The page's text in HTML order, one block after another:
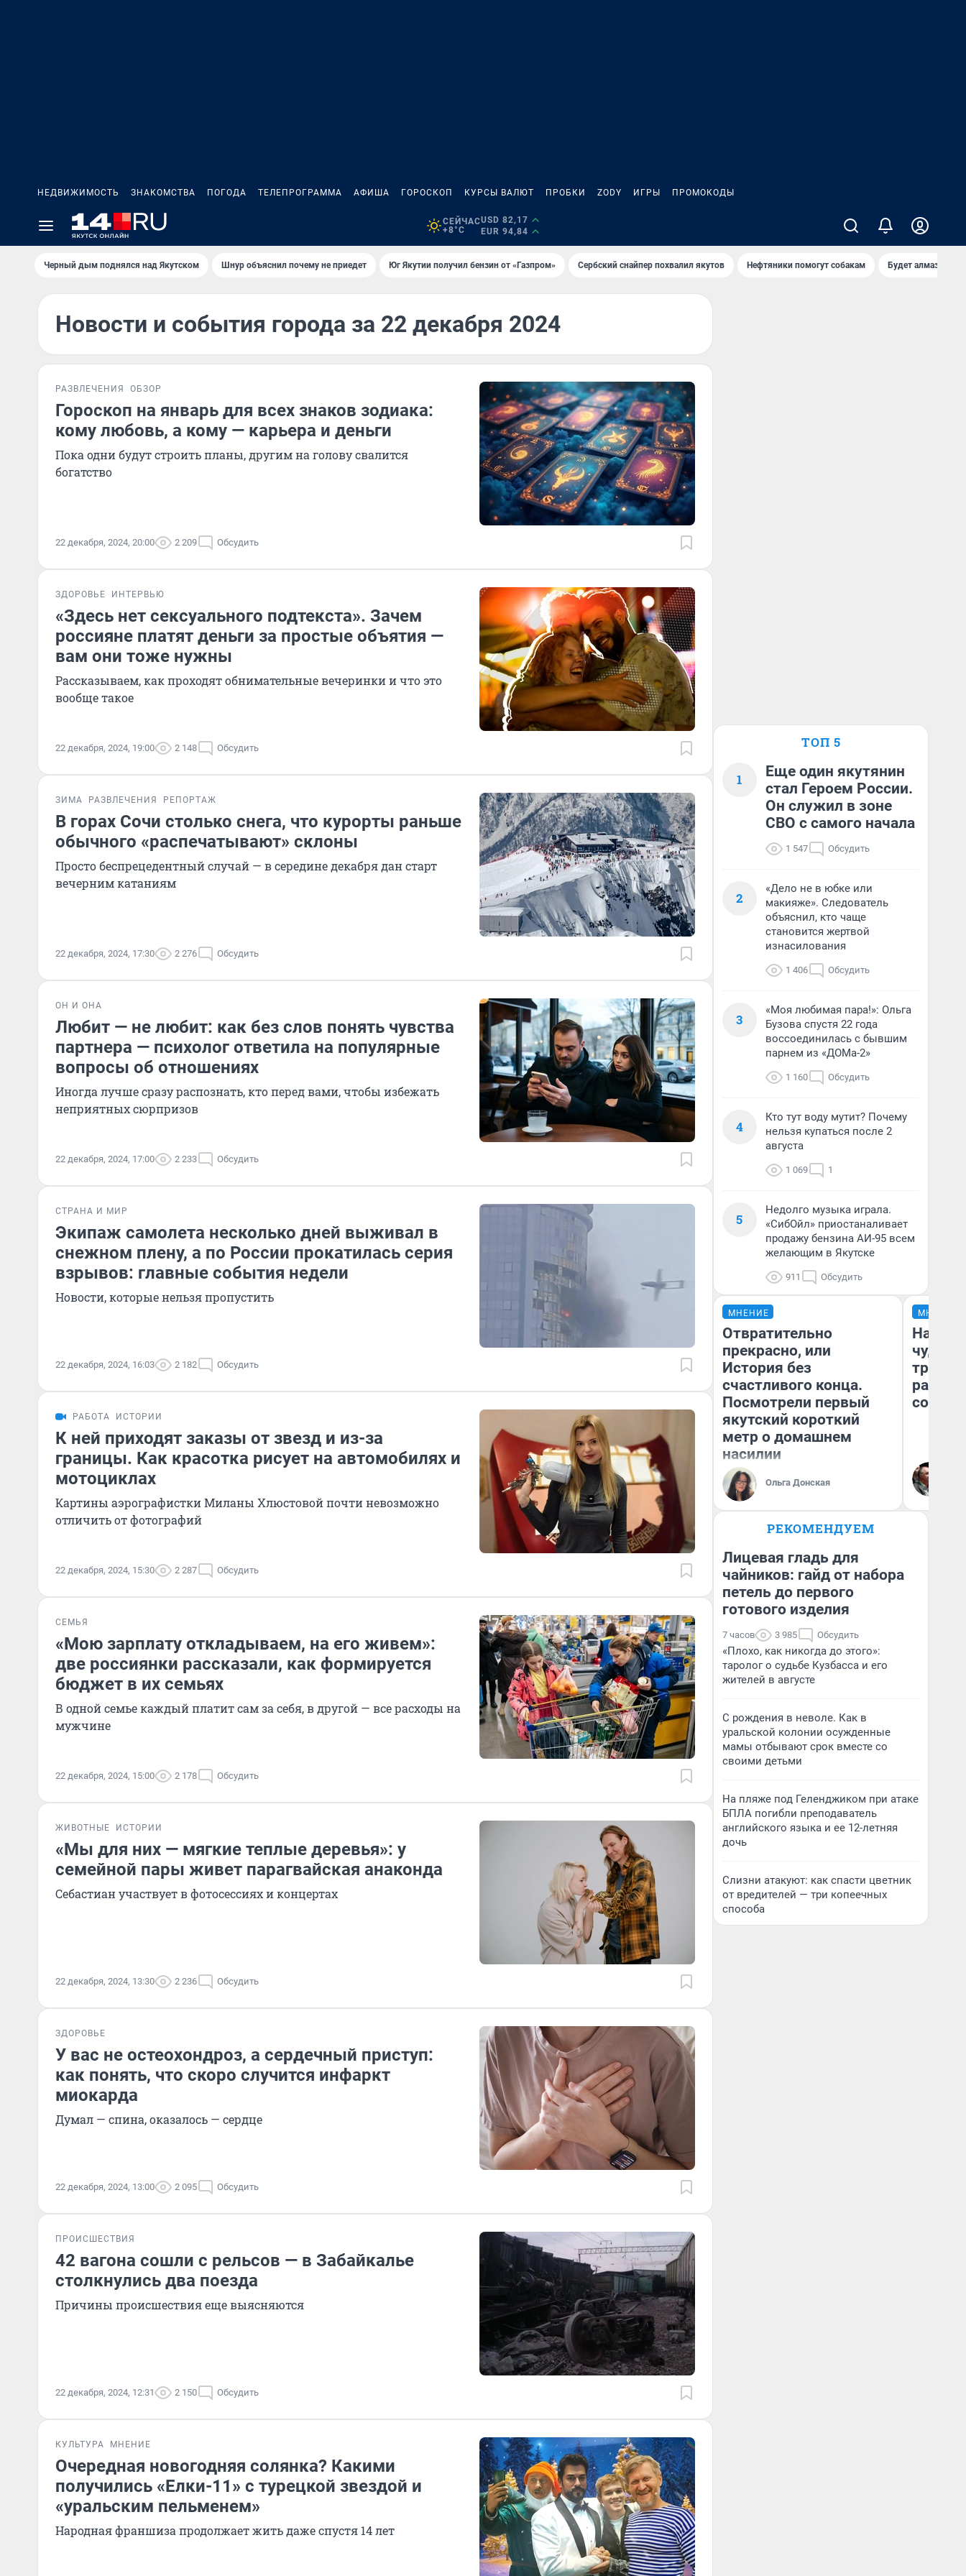
НЕДВИЖИМОСТЬ ЗНАКОМСТВА ПОГОДА ТЕЛЕПРОГРАММА АФИША ГОРОСКОП КУРСЫ ВАЛЮТ ПРОБКИ ZODY ИГРЫ ПРОМОКОДЫ
СЕЙЧАС
+8°C
USD 82,17
EUR 94,84
Черный дым поднялся над Якутском Шнур объяснил почему не приедет Юг Якутии получил бензин от «Газпром» Сербский снайпер похвалил якутов Нефтяники помогут собакам Будет алмазный
Новости и события города за 22 декабря 2024
РАЗВЛЕЧЕНИЯ ОБЗОР
Гороскоп на январь для всех знаков зодиака:
кому любовь, а кому — карьера и деньги
Пока одни будут строить планы, другим на голову свалится
богатство
22 декабря, 2024, 20:00 2 209 Обсудить
ЗДОРОВЬЕ ИНТЕРВЬЮ
«Здесь нет сексуального подтекста». Зачем
россияне платят деньги за простые объятия —
вам они тоже нужны
Рассказываем, как проходят обнимательные вечеринки и что это
вообще такое
22 декабря, 2024, 19:00 2 148 Обсудить
ЗИМА РАЗВЛЕЧЕНИЯ РЕПОРТАЖ
В горах Сочи столько снега, что курорты раньше
обычного «распечатывают» склоны
Просто беспрецедентный случай — в середине декабря дан старт
вечерним катаниям
22 декабря, 2024, 17:30 2 276 Обсудить
ОН И ОНА
Любит — не любит: как без слов понять чувства
партнера — психолог ответила на популярные
вопросы об отношениях
Иногда лучше сразу распознать, кто перед вами, чтобы избежать
неприятных сюрпризов
22 декабря, 2024, 17:00 2 233 Обсудить
СТРАНА И МИР
Экипаж самолета несколько дней выживал в
снежном плену, а по России прокатилась серия
взрывов: главные события недели
Новости, которые нельзя пропустить
22 декабря, 2024, 16:03 2 182 Обсудить
РАБОТА ИСТОРИИ
К ней приходят заказы от звезд и из-за
границы. Как красотка рисует на автомобилях и
мотоциклах
Картины аэрографистки Миланы Хлюстовой почти невозможно
отличить от фотографий
22 декабря, 2024, 15:30 2 287 Обсудить
СЕМЬЯ
«Мою зарплату откладываем, на его живем»:
две россиянки рассказали, как формируется
бюджет в их семьях
В одной семье каждый платит сам за себя, в другой — все расходы на
мужчине
22 декабря, 2024, 15:00 2 178 Обсудить
ЖИВОТНЫЕ ИСТОРИИ
«Мы для них — мягкие теплые деревья»: у
семейной пары живет парагвайская анаконда
Себастиан участвует в фотосессиях и концертах
22 декабря, 2024, 13:30 2 236 Обсудить
ЗДОРОВЬЕ
У вас не остеохондроз, а сердечный приступ:
как понять, что скоро случится инфаркт
миокарда
Думал — спина, оказалось — сердце
22 декабря, 2024, 13:00 2 095 Обсудить
ПРОИСШЕСТВИЯ
42 вагона сошли с рельсов — в Забайкалье
столкнулись два поезда
Причины происшествия еще выясняются
22 декабря, 2024, 12:31 2 150 Обсудить
КУЛЬТУРА МНЕНИЕ
Очередная новогодняя солянка? Какими
получились «Елки-11» с турецкой звездой и
«уральским пельменем»
Народная франшиза продолжает жить даже спустя 14 лет
ТОП 5
1
Еще один якутянин
стал Героем России.
Он служил в зоне
СВО с самого начала
1 547 Обсудить
2
«Дело не в юбке или
макияже». Следователь
объяснил, кто чаще
становится жертвой
изнасилования
1 406 Обсудить
3
«Моя любимая пара!»: Ольга
Бузова спустя 22 года
воссоединилась с бывшим
парнем из «ДОМа-2»
1 160 Обсудить
4
Кто тут воду мутит? Почему
нельзя купаться после 2
августа
1 069 1
5
Недолго музыка играла.
«СибОйл» приостаналивает
продажу бензина АИ-95 всем
желающим в Якутске
911 Обсудить
МНЕНИЕ
Отвратительно
прекрасно, или
История без
счастливого конца.
Посмотрели первый
якутский короткий
метр о домашнем
насилии
Ольга Донская
МНЕНИЕ
чудом
РЕКОМЕНДУЕМ
Лицевая гладь для
чайников: гайд от набора
петель до первого
готового изделия
7 часов 3 985 Обсудить
«Плохо, как никогда до этого»:
таролог о судьбе Кузбасса и его
жителей в августе
С рождения в неволе. Как в
уральской колонии осужденные
мамы отбывают срок вместе со
своими детьми
На пляже под Геленджиком при атаке
БПЛА погибли преподаватель
английского языка и ее 12-летняя
дочь
Слизни атакуют: как спасти цветник
от вредителей — три копеечных
способа